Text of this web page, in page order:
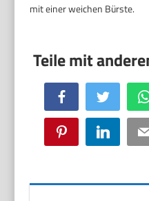
mit einer weichen Bürste.
Facebook Twitter
Pinterest LinkedIn